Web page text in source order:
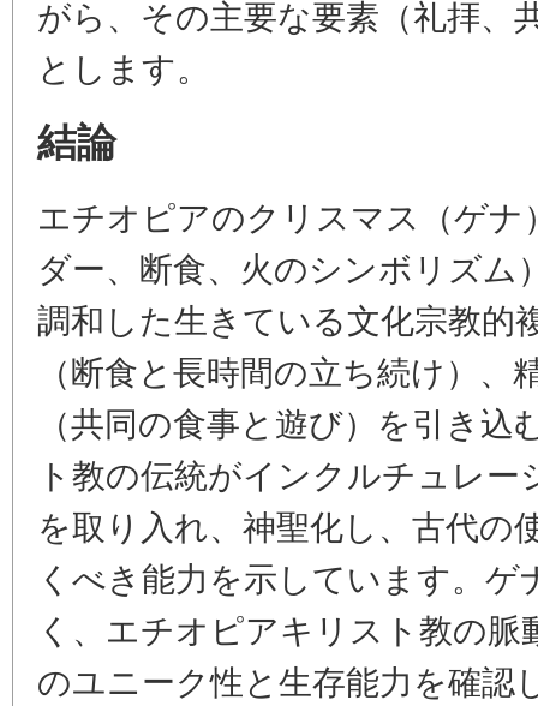
がら、その主要な要素（礼拝、
とします。
結論
エチオピアのクリスマス（ゲ
ダー、断食、火のシンボリズム
調和した生きている文化宗教的
（断食と長時間の立ち続け）
（共同の食事と遊び）を引き
ト教の伝統がインクルチュレ
を取り入れ、神聖化し、古代の
くべき能力を示しています。
く、エチオピアキリスト教の
のユニーク性と生存能力を確認